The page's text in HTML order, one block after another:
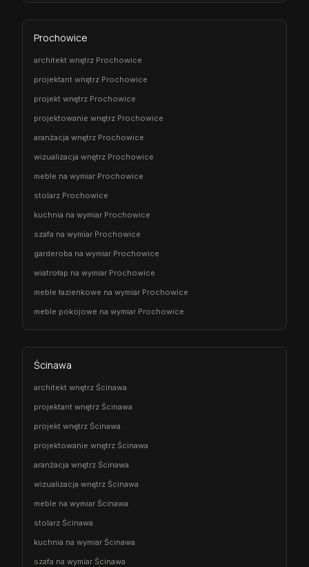
Prochowice
architekt wnętrz Prochowice
projektant wnętrz Prochowice
projekt wnętrz Prochowice
projektowanie wnętrz Prochowice
aranżacja wnętrz Prochowice
wizualizacja wnętrz Prochowice
meble na wymiar Prochowice
stolarz Prochowice
kuchnia na wymiar Prochowice
szafa na wymiar Prochowice
garderoba na wymiar Prochowice
wiatrołap na wymiar Prochowice
meble łazienkowe na wymiar Prochowice
meble pokojowe na wymiar Prochowice
Ścinawa
architekt wnętrz Ścinawa
projektant wnętrz Ścinawa
projekt wnętrz Ścinawa
projektowanie wnętrz Ścinawa
aranżacja wnętrz Ścinawa
wizualizacja wnętrz Ścinawa
meble na wymiar Ścinawa
stolarz Ścinawa
kuchnia na wymiar Ścinawa
szafa na wymiar Ścinawa